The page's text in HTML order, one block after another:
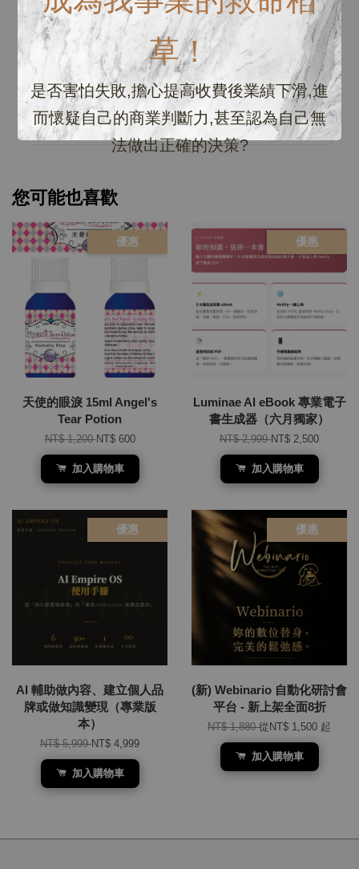
草！
是否害怕失敗,擔心提高收費後業績下滑,進
而懷疑自己的商業判斷力,甚至認為自己無
法做出正確的決策?
0/ 5
總共有 個評價
您可能也喜歡
優惠
天使的眼淚 15ml Angel's
Tear Potion
NT$ 1,200NT$ 600
加入購物車
優惠
Luminae AI eBook 專業電子
書生成器（六月獨家）
NT$ 2,999NT$ 2,500
加入購物車
優惠
AI 輔助做內容、建立個人品
牌或做知識變現（專業版
本）
NT$ 5,999NT$ 4,999
加入購物車
優惠
(新) Webinario 自動化研討會
平台 - 新上架全面8折
NT$ 1,880從 NT$ 1,500 起
加入購物車